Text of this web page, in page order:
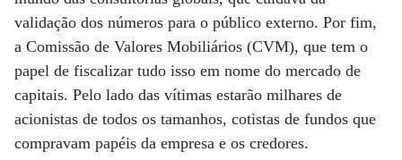
validação dos números para o público externo. Por fim,
a Comissão de Valores Mobiliários (CVM), que tem o
papel de fiscalizar tudo isso em nome do mercado de
capitais. Pelo lado das vítimas estarão milhares de
acionistas de todos os tamanhos, cotistas de fundos que
compravam papéis da empresa e os credores.